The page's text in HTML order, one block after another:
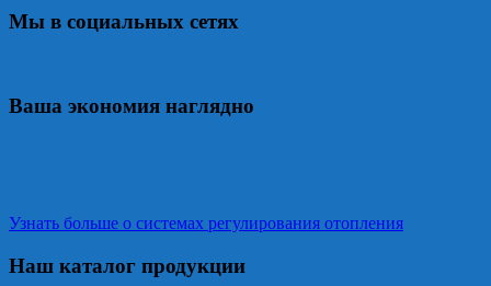
Мы в социальных сетях
Ваша экономия наглядно
Узнать больше о системах регулирования отопления
Наш каталог продукции